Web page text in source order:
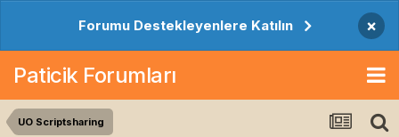
Forumu Destekleyenlere Katılın ×
Paticik Forumları
UO Scriptsharing